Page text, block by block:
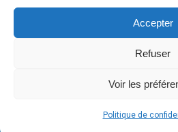
Accepter
Refuser
Voir les
Politique de
(CE LIEN OUVRE DANS UNE
INTRANET(CE LIEN OUVRE
/ MES RELEVÉS(CE
/
© Gouvernement du